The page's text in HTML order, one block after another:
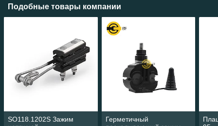
Подобные товары компании
SO118.1202S Зажим
Герметичный